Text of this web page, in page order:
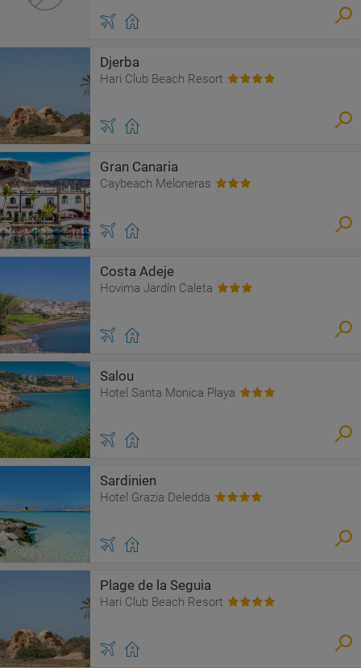
Djerba
Hari Club Beach Resort
Gran Canaria
Caybeach Meloneras
Costa Adeje
Hovima Jardín Caleta
Salou
Hotel Santa Monica Playa
Sardinien
Hotel Grazia Deledda
Plage de la Seguia
Hari Club Beach Resort